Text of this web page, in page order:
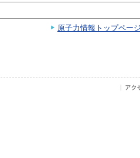
原子力情報トップペー